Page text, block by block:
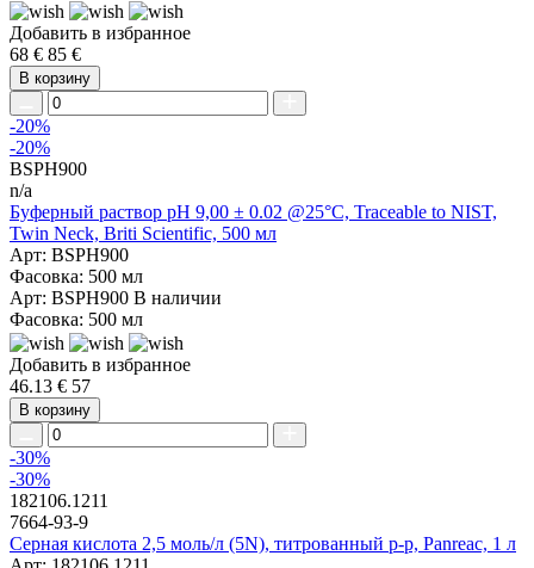
Добавить в избранное
68 € 85 €
В корзину
-20%
-20%
BSPH900
n/a
Буферный раствор pH 9,00 ± 0.02 @25°C, Traceable to NIST,
Twin Neck, Briti Scientific, 500 мл
Арт: BSPH900
Фасовка: 500 мл
Арт: BSPH900 В наличии
Фасовка: 500 мл
Добавить в избранное
46.13 € 57
В корзину
-30%
-30%
182106.1211
7664-93-9
Серная кислота 2,5 моль/л (5N), титрованный р-р, Panreac, 1 л